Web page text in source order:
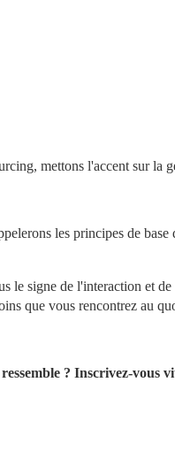
mettons l'accent sur la
les principes de
le signe de l'interaction et
que vous rencontrez au
? Inscrivez-vous